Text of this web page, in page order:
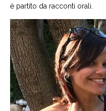
è partito da racconti orali.